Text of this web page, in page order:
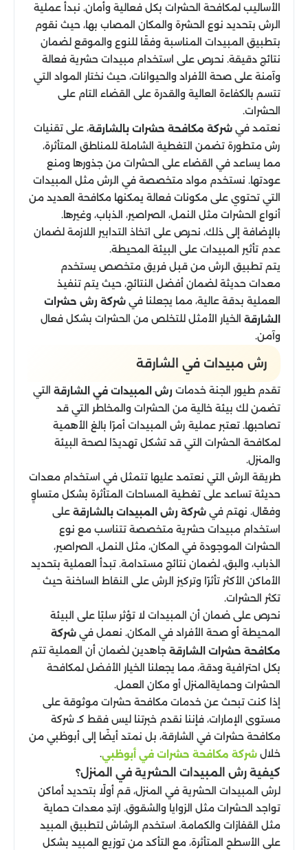
الأساليب لمكافحة الحشرات بكل فعالية وأمان. نبدأ عملية
الرش بتحديد نوع الحشرة والمكان المصاب بها، حيث نقوم
بتطبيق المبيدات المناسبة وفقًا للنوع والموقع لضمان
نتائج دقيقة. نحرص على استخدام مبيدات حشرية فعالة
وآمنة على صحة الأفراد والحيوانات، حيث نختار المواد التي
تتسم بالكفاءة العالية والقدرة على القضاء التام على
الحشرات.
نعتمد في شركة مكافحة حشرات بالشارقة، على تقنيات
رش متطورة تضمن التغطية الشاملة للمناطق المتأثرة،
مما يساعد في القضاء على الحشرات من جذورها ومنع
عودتها. نستخدم مواد متخصصة في الرش مثل المبيدات
التي تحتوي على مكونات فعالة يمكنها مكافحة العديد من
أنواع الحشرات مثل النمل، الصراصير، الذباب، وغيرها.
بالإضافة إلى ذلك، نحرص على اتخاذ التدابير اللازمة لضمان
عدم تأثير المبيدات على البيئة المحيطة.
يتم تطبيق الرش من قبل فريق متخصص يستخدم
معدات حديثة لضمان أفضل النتائج، حيث يتم تنفيذ
العملية بدقة عالية، مما يجعلنا في شركة رش حشرات
الشارقة الخيار الأمثل للتخلص من الحشرات بشكل فعال
وآمن.
رش مبيدات في الشارقة​
تقدم طيور الجنة خدمات رش المبيدات في الشارقة التي
تضمن لك بيئة خالية من الحشرات والمخاطر التي قد
تصاحبها. تعتبر عملية رش المبيدات أمرًا بالغ الأهمية
لمكافحة الحشرات التي قد تشكل تهديدًا لصحة البيئة
والمنزل.
طريقة الرش التي نعتمد عليها تتمثل في استخدام معدات
حديثة تساعد على تغطية المساحات المتأثرة بشكل متساوٍ
وفعّال. نهتم في شركة رش المبيدات بالشارقة على
استخدام مبيدات حشرية متخصصة تتناسب مع نوع
الحشرات الموجودة في المكان، مثل النمل، الصراصير،
الذباب، والبق، لضمان نتائج مستدامة. تبدأ العملية بتحديد
الأماكن الأكثر تأثرًا وتركيز الرش على النقاط الساخنة حيث
تكثر الحشرات.
نحرص على ضمان أن المبيدات لا تؤثر سلبًا على البيئة
المحيطة أو صحة الأفراد في المكان. نعمل في شركة
مكافحة حشرات الشارقة جاهدين لضمان أن العملية تتم
بكل احترافية ودقة، مما يجعلنا الخيار الأفضل لمكافحة
الحشرات وحمايةالمنزل أو مكان العمل.
إذا كنت تبحث عن خدمات مكافحة حشرات موثوقة على
مستوى الإمارات، فإننا نقدم خبرتنا ليس فقط كـ شركة
مكافحة حشرات في الشارقة، بل نمتد أيضًا إلى أبوظبي من
خلال شركة مكافحة حشرات في أبوظبي.
كيفية رش المبيدات الحشرية في المنزل؟
لرش المبيدات الحشرية في المنزل، قم أولًا بتحديد أماكن
تواجد الحشرات مثل الزوايا والشقوق. ارتدِ معدات حماية
مثل القفازات والكمامة. استخدم الرشاش لتطبيق المبيد
على الأسطح المتأثرة، مع التأكد من توزيع المبيد بشكل